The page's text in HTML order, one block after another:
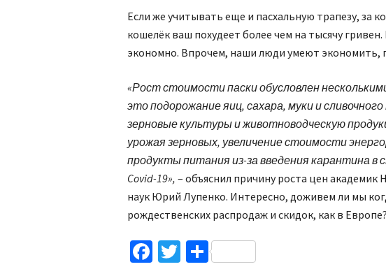
Если же учитывать еще и пасхальную трапезу, за
кошелёк ваш похудеет более чем на тысячу
экономно. Впрочем, наши люди умеют экономить,
«Рост стоимости паски обусловлен
это подорожание яиц, сахара, муки и
зерновые культуры и животноводческую
урожая зерновых, увеличение стоимости
продукты питания из-за введения карантина в
Covid-19», – объяснил причину роста цен
наук Юрий Лупенко. Интересно, доживем ли мы
рождественских распродаж и скидок, как в Европе?
Facebook
TwitterПоділитися